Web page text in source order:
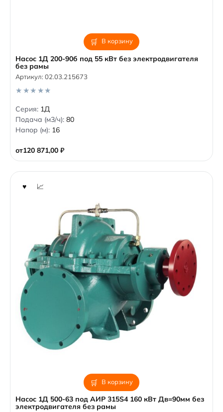
В корзину
Насос 1Д 200-90б под 55 кВт без электродвигателя
без рамы
от120 871,00 ₽
Артикул: 02.03.215673
0
o
u
t
o
5
Серия: 1Д
Подача (м3/ч): 80
Напор (м): 16
В корзину
Насос 1Д 500-63 под АИР 315S4 160 кВт Дв=90мм без
электродвигателя без рамы